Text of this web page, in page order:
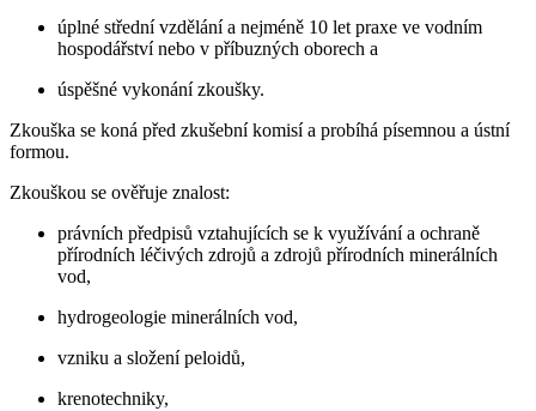
úplné střední vzdělání a nejméně 10 let praxe ve vodním
hospodářství nebo v příbuzných oborech a
úspěšné vykonání zkoušky.
Zkouška se koná před zkušební komisí a probíhá písemnou a ústní
formou.
Zkouškou se ověřuje znalost:
právních předpisů vztahujících se k využívání a ochraně
přírodních léčivých zdrojů a zdrojů přírodních minerálních
vod,
hydrogeologie minerálních vod,
vzniku a složení peloidů,
krenotechniky,